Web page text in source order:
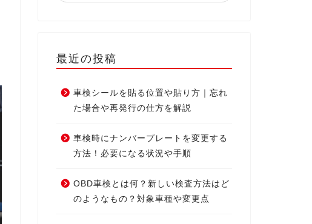
最近の投稿
車検シールを貼る位置や貼り方｜忘れ
た場合や再発行の仕方を解説
車検時にナンバープレートを変更する
方法！必要になる状況や手順
OBD車検とは何？新しい検査方法はど
のようなもの？対象車種や変更点